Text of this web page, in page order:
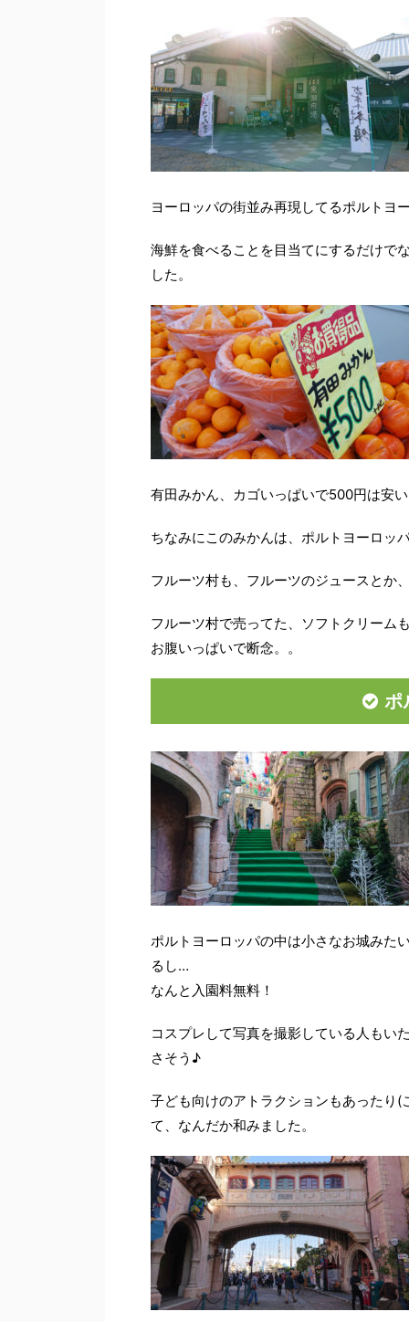
ヨーロッパの街並み再現してるポルトヨ
海鮮を食べることを目当てにするだけで
した。
有田みかん、カゴいっぱいで500円は安
ちなみにこのみかんは、ポルトヨーロッ
フルーツ村も、フルーツのジュースとか
フルーツ村で売ってた、ソフトクリーム
お腹いっぱいで断念。。
ポ
ポルトヨーロッパの中は小さなお城みた
るし…
なんと入園料無料！
コスプレして写真を撮影している人もい
さそう♪
子ども向けのアトラクションもあったり
て、なんだか和みました。